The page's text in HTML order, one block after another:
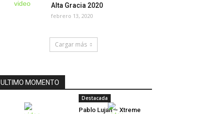
Alta Gracia 2020
febrero 13, 2020
Cargar más
ULTIMO MOMENTO
Destacada
Pablo Lujan – Xtreme